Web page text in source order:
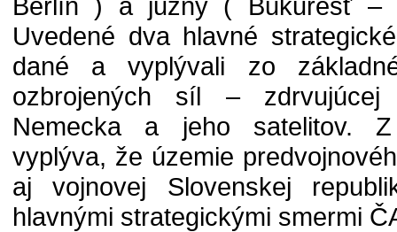
Uvedené dva hlavné
dané a vyplývali zo
ozbrojených síl – zdrvujúcej
Nemecka a jeho satelitov. Z
vyplýva, že územie
aj vojnovej Slovenskej
hlavnými strategickými smermi